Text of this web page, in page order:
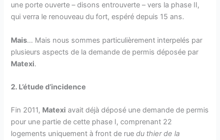
une porte ouverte – disons entrouverte – vers la phase II,
qui verra le renouveau du fort, espéré depuis 15 ans.
Mais… Mais nous sommes particulièrement interpelés par
plusieurs aspects de la demande de permis déposée par
Matexi.
2. L’étude d’incidence
Fin 2011, Matexi avait déjà déposé une demande de permis
pour une partie de cette phase I, comprenant 22
logements uniquement à front de ruedu thier de la